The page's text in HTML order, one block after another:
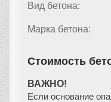
Вид бетона:
Марка бетона:
Стоимость
ВАЖНО!
Если основание